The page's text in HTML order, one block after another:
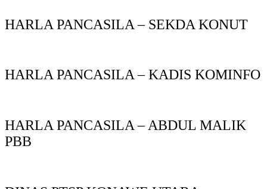
HARLA PANCASILA – SEKDA KONUT
HARLA PANCASILA – KADIS KOMINFO
HARLA PANCASILA – ABDUL MALIK
PBB